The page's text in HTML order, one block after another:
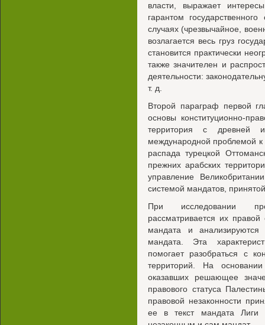
власти, выражает
гарантом
случаях (чрезвычайное,
возлагается весь груз
становится практически
также значителен и
деятельности:
т. д.
Второй параграф первой
основы конституционно-
территория с древней
международной проблемой к
распада турецкой
прежних арабских
управление
системой мандатов,
При исследовании
рассматривается их правой
мандата и
мандата. Эта
помогает разобраться с
территорий. На
оказавших решающее
правового статуса
правовой незаконности
ее в текст мандата Лиги